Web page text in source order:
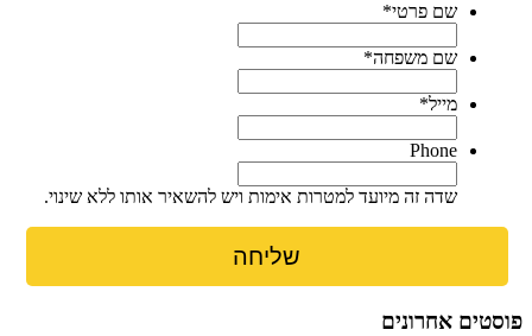
שם פרטי*
שם משפחה*
מייל*
Phone
שדה זה מיועד למטרות אימות ויש להשאיר אותו ללא שינוי.
פוסטים אחרונים